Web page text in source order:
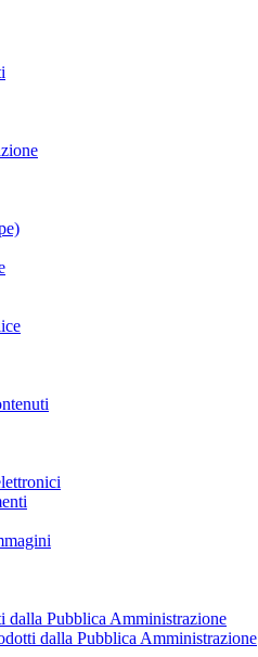
dalla Pubblica Amministrazione
dalla Pubblica Amministrazione